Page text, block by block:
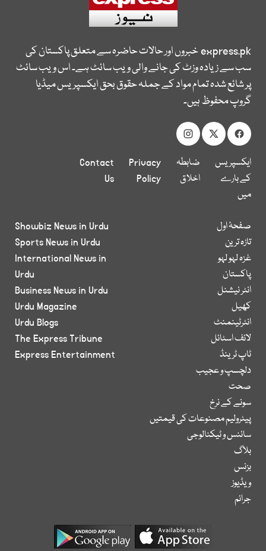
express.pkخبروں اور حالات حاضرہ سے متعلق پاکستان کی
سب سے زیادہ وزٹ کی جانے والی ویب سائٹ ہے۔ اس ویب سائٹ
پر شائع شدہ تمام مواد کے جملہ حقوق بحق ایکسپریس میڈیا
گروپ محفوظ ہیں۔
ایکسپریس
کے بارے
میں
ضابطہ
اخلاق
Privacy
Policy
Contact
Us
صفحۂ اول
تازہ ترین
غزہ لہو لہو
پاکستان
انٹر نیشنل
کھیل
انٹرٹینمنٹ
لائف اسٹائل
ٹاپ ٹرینڈ
دلچسپ و عجیب
صحت
سونے کے نرخ
پیٹرولیم مصنوعات کی قیمتیں
سائنس و ٹیکنالوجی
بلاگ
بزنس
ویڈیوز
جرائم
Showbiz News in Urdu
Sports News in Urdu
International News in
Urdu
Business News in Urdu
Urdu Magazine
Urdu Blogs
The Express Tribune
Express Entertainment